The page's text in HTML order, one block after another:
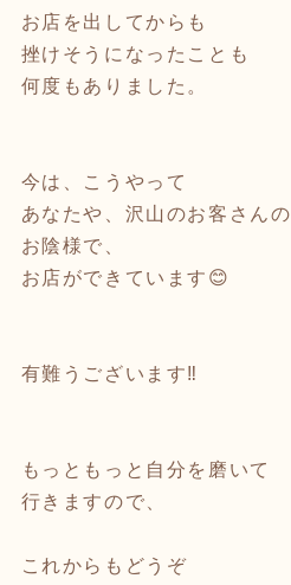
お店を出してからも
挫けそうになったことも
何度もありました。
今は、こうやって
あなたや、沢山のお客さんの
お陰様で、
お店ができています😊
有難うございます‼️
もっともっと自分を磨いて
行きますので、
これからもどうぞ